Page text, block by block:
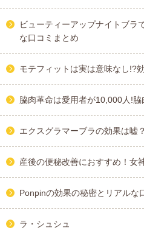
ビューティーアップナイトブラ
な口コミまとめ
モテフィットは実は意味なし!?
脇肉革命は愛用者が10,000人!
エクスグラマーブラの効果は嘘
産後の便秘改善におすすめ！女
Ponpinの効果の秘密とリアルな
ラ・シュシュ